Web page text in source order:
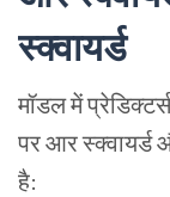
स्क्वायर्ड
मॉडल में
पर आर स्क्वायर्ड
है: